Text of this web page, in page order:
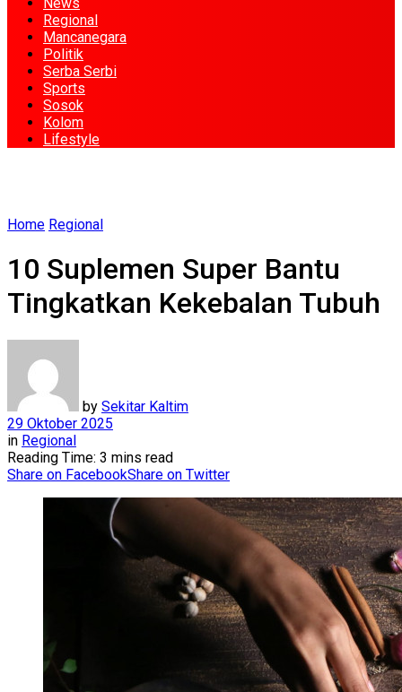
Regional
Mancanegara
Politik
Serba Serbi
Sports
Sosok
Kolom
Lifestyle
Home Regional
10 Suplemen Super Bantu
Tingkatkan Kekebalan Tubuh
by Sekitar Kaltim
29 Oktober 2025
in Regional
Reading Time: 3 mins read
Share on FacebookShare on Twitter